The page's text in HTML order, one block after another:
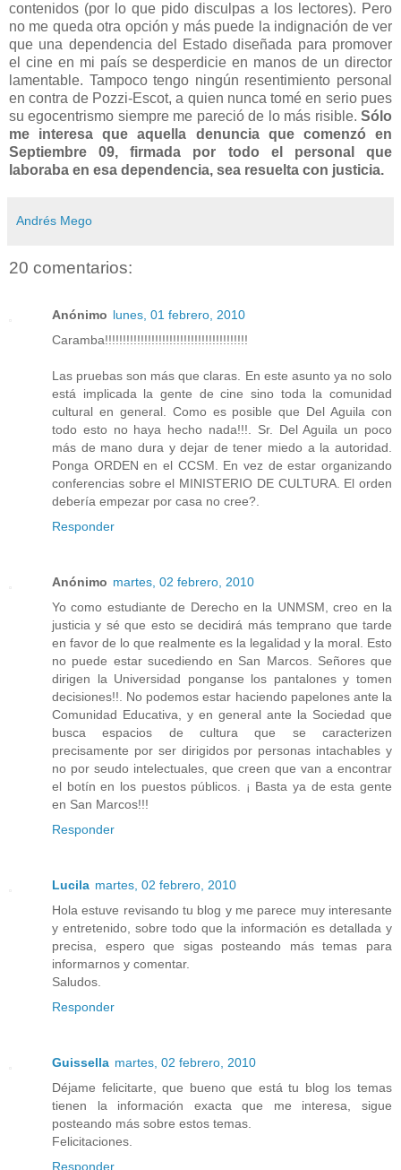
contenidos (por lo que pido disculpas a los lectores). Pero
no me queda otra opción y más puede la indignación de ver
que una dependencia del Estado diseñada para promover
el cine en mi país se desperdicie en manos de un director
lamentable. Tampoco tengo ningún resentimiento personal
en contra de Pozzi-Escot, a quien nunca tomé en serio pues
su egocentrismo siempre me pareció de lo más risible. Sólo
me interesa que aquella denuncia que comenzó en
Septiembre 09, firmada por todo el personal que
laboraba en esa dependencia, sea resuelta con justicia.
Andrés Mego
20 comentarios:
Anónimo lunes, 01 febrero, 2010
Caramba!!!!!!!!!!!!!!!!!!!!!!!!!!!!!!!!!!!!!!!!
Las pruebas son más que claras. En este asunto ya no solo
está implicada la gente de cine sino toda la comunidad
cultural en general. Como es posible que Del Aguila con
todo esto no haya hecho nada!!!. Sr. Del Aguila un poco
más de mano dura y dejar de tener miedo a la autoridad.
Ponga ORDEN en el CCSM. En vez de estar organizando
conferencias sobre el MINISTERIO DE CULTURA. El orden
debería empezar por casa no cree?.
Responder
Anónimo martes, 02 febrero, 2010
Yo como estudiante de Derecho en la UNMSM, creo en la
justicia y sé que esto se decidirá más temprano que tarde
en favor de lo que realmente es la legalidad y la moral. Esto
no puede estar sucediendo en San Marcos. Señores que
dirigen la Universidad ponganse los pantalones y tomen
decisiones!!. No podemos estar haciendo papelones ante la
Comunidad Educativa, y en general ante la Sociedad que
busca espacios de cultura que se caracterizen
precisamente por ser dirigidos por personas intachables y
no por seudo intelectuales, que creen que van a encontrar
el botín en los puestos públicos. ¡ Basta ya de esta gente
en San Marcos!!!
Responder
Lucila martes, 02 febrero, 2010
Hola estuve revisando tu blog y me parece muy interesante
y entretenido, sobre todo que la información es detallada y
precisa, espero que sigas posteando más temas para
informarnos y comentar.
Saludos.
Responder
Guissella martes, 02 febrero, 2010
Déjame felicitarte, que bueno que está tu blog los temas
tienen la información exacta que me interesa, sigue
posteando más sobre estos temas.
Felicitaciones.
Responder